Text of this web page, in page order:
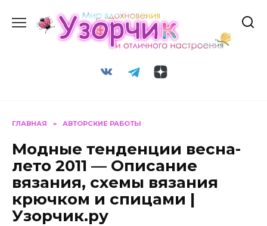
содержанию
ГЛАВНАЯ » АВТОРСКИЕ РАБОТЫ
Модные тенденции весна-
лето 2011 — Описание
вязания, схемы вязания
крючком и спицами |
Узорчик.ру